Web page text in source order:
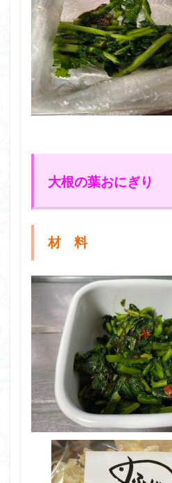
大根の葉おにぎり
材 料